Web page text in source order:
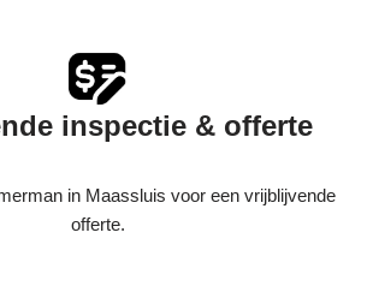
inspectie & offerte
in Maassluis voor een vrijblijvende
offerte.